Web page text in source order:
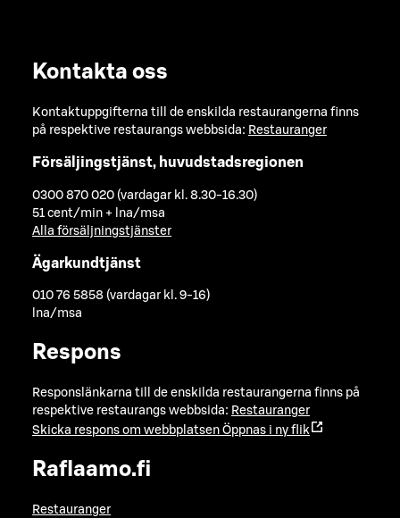
Kontakta oss
Kontaktuppgifterna till de enskilda restaurangerna finns
på respektive restaurangs webbsida: Restauranger
Försäljingstjänst, huvudstadsregionen
0300 870 020 (vardagar kl. 8.30-16.30)
51 cent/min + lna/msa
Alla försäljningstjänster
Ägarkundtjänst
010 76 5858 (vardagar kl. 9-16)
lna/msa
Respons
Responslänkarna till de enskilda restaurangerna finns på
respektive restaurangs webbsida: Restauranger
Skicka respons om webbplatsen Öppnas i ny flik
Raflaamo.fi
Restauranger